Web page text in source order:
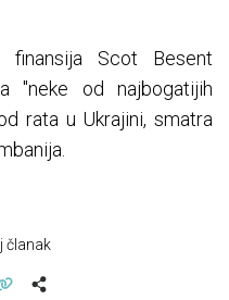
finansija Scot Besent
"neke od najbogatijih
rata u Ukrajini, smatra
članak